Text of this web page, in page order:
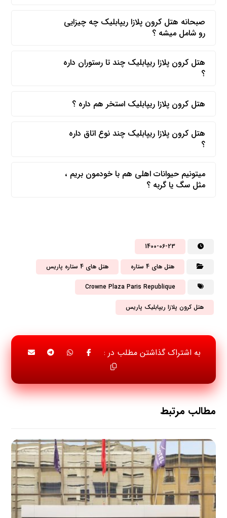
صبحانه هتل کرون پلازا ریپابلیک چه چیزایی
رو شامل میشه ؟
هتل کرون پلازا ریپابلیک چند تا رستوران داره
؟
هتل کرون پلازا ریپابلیک استخر هم داره ؟
هتل کرون پلازا ریپابلیک چند نوع اتاق داره
؟
میتونیم حیوانات اهلی هم با خودمون بریم ،
مثل سگ یا گربه ؟
1400-06-23
هتل های 4 ستاره هتل های 4 ستاره پاریس
Crowne Plaza Paris Republique
هتل کرون پلازا ریپابلیک پاریس
مطالب مرتبط